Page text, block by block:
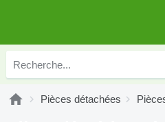
Pièces détachées